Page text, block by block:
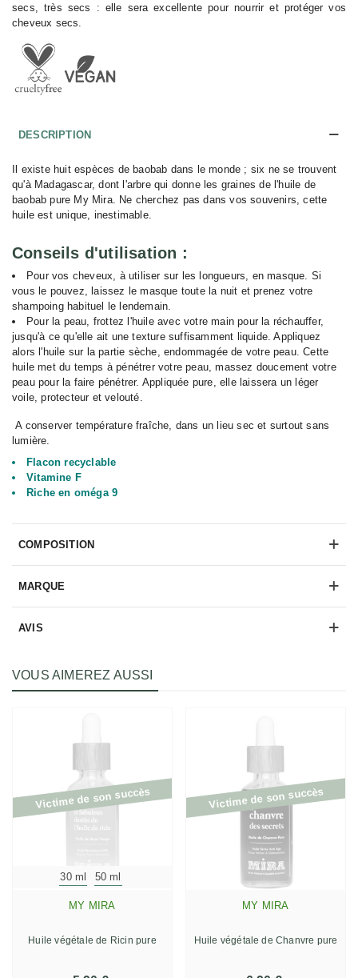
secs, très secs : elle sera excellente pour nourrir et protéger vos
cheveux secs.
DESCRIPTION
Il existe huit espèces de baobab dans le monde ; six ne se trouvent
qu'à Madagascar, dont l'arbre qui donne les graines de l'huile de
baobab pure My Mira. Ne cherchez pas dans vos souvenirs, cette
huile est unique, inestimable.
Conseils d'utilisation :
Pour vos cheveux, à utiliser sur les longueurs, en masque. Si
vous le pouvez, laissez le masque toute la nuit et prenez votre
shampoing habituel le lendemain.
Pour la peau, frottez l'huile avec votre main pour la réchauffer,
jusqu'à ce qu'elle ait une texture suffisamment liquide. Appliquez
alors l'huile sur la partie sèche, endommagée de votre peau. Cette
huile met du temps à pénétrer votre peau, massez doucement votre
peau pour la faire pénétrer. Appliquée pure, elle laissera un léger
voile, protecteur et velouté.
A conserver température fraîche, dans un lieu sec et surtout sans
lumière.
Flacon recyclable
Vitamine F
Riche en oméga 9
COMPOSITION
MARQUE
AVIS
VOUS AIMEREZ AUSSI
Victime de son succès
30 ml 50 ml
MY MIRA
Huile végétale de Ricin pure
Victime de son succès
MY MIRA
Huile végétale de Chanvre pure